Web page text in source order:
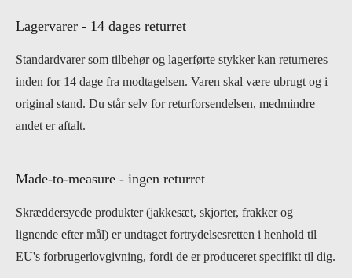
Lagervarer - 14 dages returret
Standardvarer som tilbehør og lagerførte stykker kan returneres
inden for 14 dage fra modtagelsen. Varen skal være ubrugt og i
original stand. Du står selv for returforsendelsen, medmindre
andet er aftalt.
Made-to-measure - ingen returret
Skræddersyede produkter (jakkesæt, skjorter, frakker og
lignende efter mål) er undtaget fortrydelsesretten i henhold til
EU's forbrugerlovgivning, fordi de er produceret specifikt til dig.